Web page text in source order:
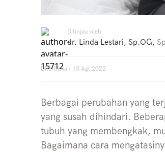
Ditinjau oleh
dr. Linda Lestari, Sp.OG,
Diterbitkan 10 Agt 2022
Berbagai perubahan yang
yang susah dihindari.
tubuh yang membengkak,
Bagaimana cara